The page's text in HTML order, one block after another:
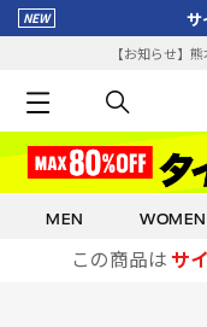
【お知らせ】
MEN WOMEN
この商品は サ